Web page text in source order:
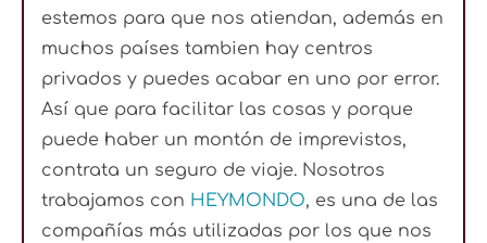
estemos para que nos atiendan, además en
muchos países tambien hay centros
privados y puedes acabar en uno por error.
Así que para facilitar las cosas y porque
puede haber un montón de imprevistos,
contrata un seguro de viaje. Nosotros
trabajamos con HEYMONDO, es una de las
compañías más utilizadas por los que nos